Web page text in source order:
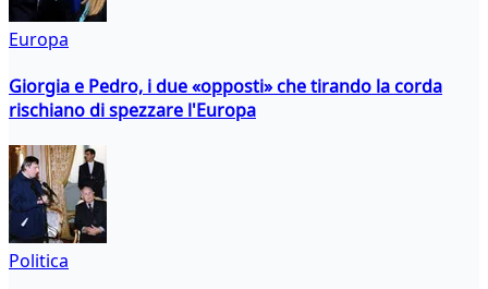
Europa
Giorgia e Pedro, i due «opposti» che tirando la corda
rischiano di spezzare l'Europa
Politica